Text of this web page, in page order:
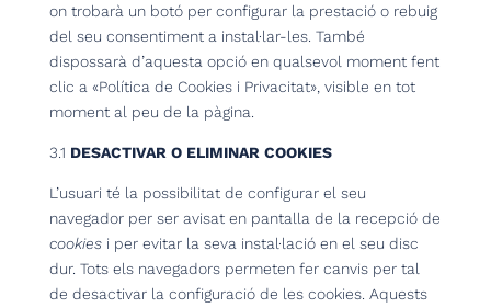
on trobarà un botó per configurar la prestació o rebuig
del seu consentiment a instal·lar-les. També
dispossarà d’aquesta opció en qualsevol moment fent
clic a «Política de Cookies i Privacitat», visible en tot
moment al peu de la pàgina.
3.1 DESACTIVAR O ELIMINAR COOKIES
L’usuari té la possibilitat de configurar el seu
navegador per ser avisat en pantalla de la recepció de
cookiesi per evitar la seva instal·lació en el seu disc
dur. Tots els navegadors permeten fer canvis per tal
de desactivar la configuració de les cookies. Aquests